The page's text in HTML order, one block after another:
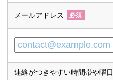
メールアドレス 必須
連絡がつきやすい時間帯や曜日